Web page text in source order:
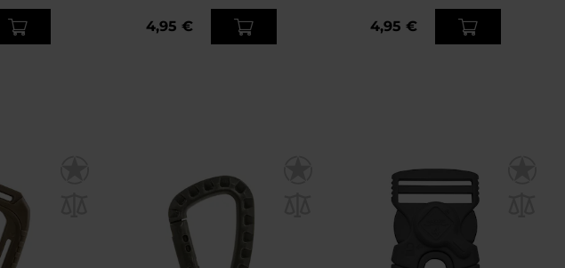
4,95 € 4,95 €